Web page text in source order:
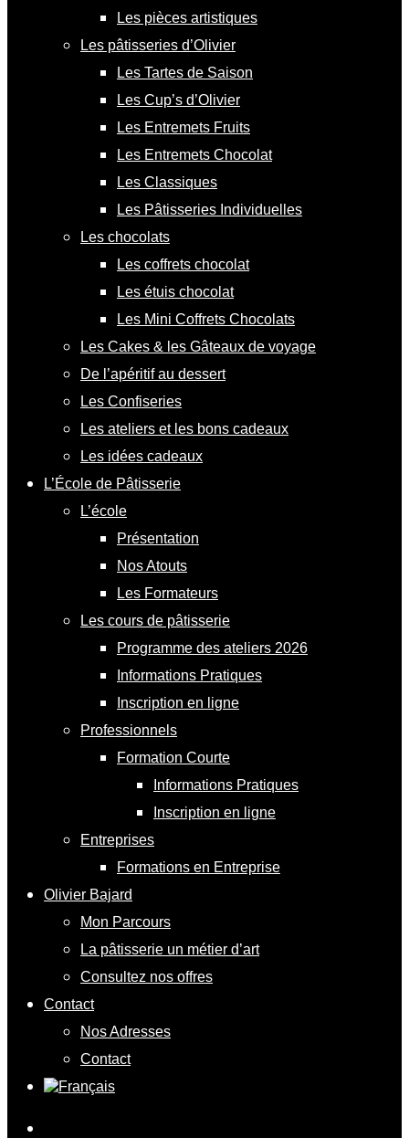
Les pièces artistiques
Les pâtisseries d’Olivier
Les Tartes de Saison
Les Cup’s d’Olivier
Les Entremets Fruits
Les Entremets Chocolat
Les Classiques
Les Pâtisseries Individuelles
Les chocolats
Les coffrets chocolat
Les étuis chocolat
Les Mini Coffrets Chocolats
Les Cakes & les Gâteaux de voyage
De l’apéritif au dessert
Les Confiseries
Les ateliers et les bons cadeaux
Les idées cadeaux
L’École de Pâtisserie
L’école
Présentation
Nos Atouts
Les Formateurs
Les cours de pâtisserie
Programme des ateliers 2026
Informations Pratiques
Inscription en ligne
Professionnels
Formation Courte
Informations Pratiques
Inscription en ligne
Entreprises
Formations en Entreprise
Olivier Bajard
Mon Parcours
La pâtisserie un métier d’art
Consultez nos offres
Contact
Nos Adresses
Contact